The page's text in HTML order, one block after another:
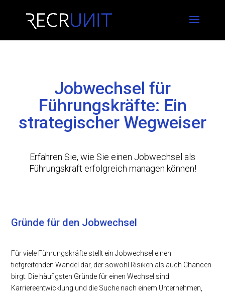
Jobwechsel für
Führungskräfte: Ein
strategischer Wegweiser
Erfahren Sie, wie Sie einen Jobwechsel als
Führungskraft erfolgreich managen können!
Gründe für den Jobwechsel
Für viele Führungskräfte stellt ein Jobwechsel einen
tiefgreifenden Wandel dar, der sowohl Risiken als auch Chancen
birgt. Die häufigsten Gründe für einen Wechsel sind
Karriereentwicklung und die Suche nach einem Unternehmen,